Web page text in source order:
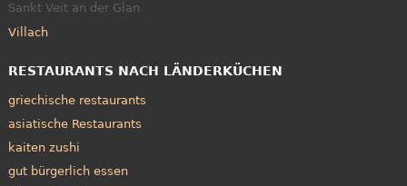
Sankt Veit an der Glan
Villach
RESTAURANTS NACH LÄNDERKÜCHEN
griechische restaurants
asiatische Restaurants
kaiten zushi
gut bürgerlich essen